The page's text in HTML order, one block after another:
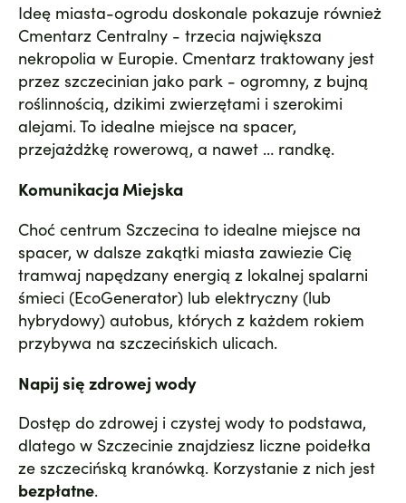
Ideę miasta-ogrodu doskonale pokazuje również
Cmentarz Centralny - trzecia największa
nekropolia w Europie. Cmentarz traktowany jest
przez szczecinian jako park - ogromny, z bujną
roślinnością, dzikimi zwierzętami i szerokimi
alejami. To idealne miejsce na spacer,
przejażdżkę rowerową, a nawet … randkę.
Komunikacja Miejska
Choć centrum Szczecina to idealne miejsce na
spacer, w dalsze zakątki miasta zawiezie Cię
tramwaj napędzany energią z lokalnej spalarni
śmieci (EcoGenerator) lub elektryczny (lub
hybrydowy) autobus, których z każdem rokiem
przybywa na szczecińskich ulicach.
Napij się zdrowej wody
Dostęp do zdrowej i czystej wody to podstawa,
dlatego w Szczecinie znajdziesz liczne poidełka
ze szczecińską kranówką. Korzystanie z nich jest
bezpłatne.